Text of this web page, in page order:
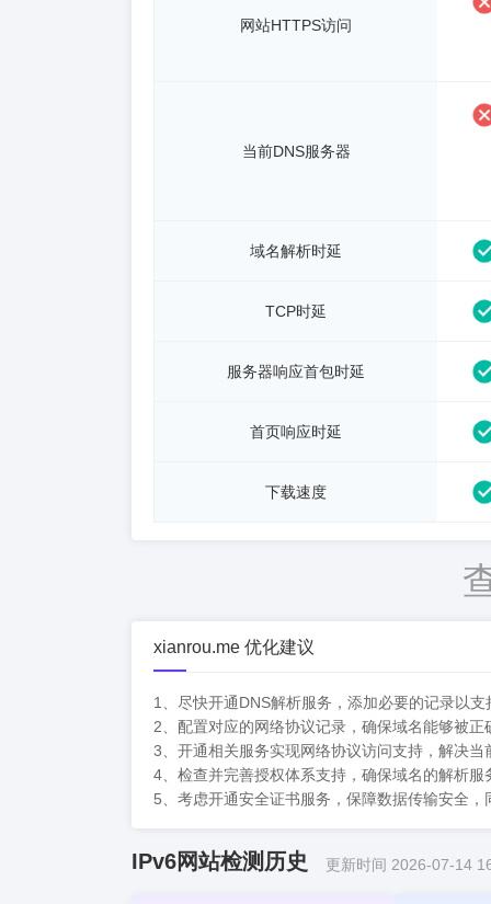
网站HTTPS访问
当前DNS服务器
域名解析时延
TCP时延
服务器响应首包时延
首页响应时延
下载速度
xianrou.me 优化建议
1、尽快开通DNS解析服务，添加必要的记录以
2、配置对应的网络协议记录，确保域名能够被
3、开通相关服务实现网络协议访问支持，解决
4、检查并完善授权体系支持，确保域名的解析
5、考虑开通安全证书服务，保障数据传输安全
IPv6网站检测历史 更新时间 2026-07-14